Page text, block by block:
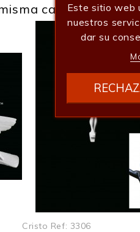
categoría:
Cristo Ref: 3306
Este sitio web
nuestros
dar su